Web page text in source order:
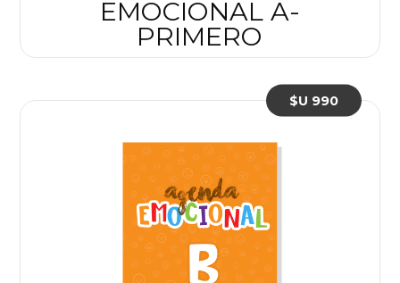
EMOCIONAL A-
PRIMERO
$U 990